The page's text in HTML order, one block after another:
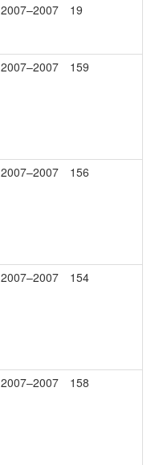
2007–2007 19
2007–2007 159
2007–2007 156
2007–2007 154
2007–2007 158